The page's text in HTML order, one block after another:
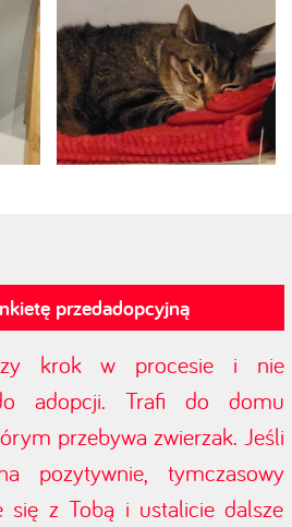
przedadopcyjną
krok w procesie i nie
adopcji. Trafi do domu
przebywa zwierzak. Jeśli
pozytywnie, tymczasowy
się z Tobą i ustalicie dalsze